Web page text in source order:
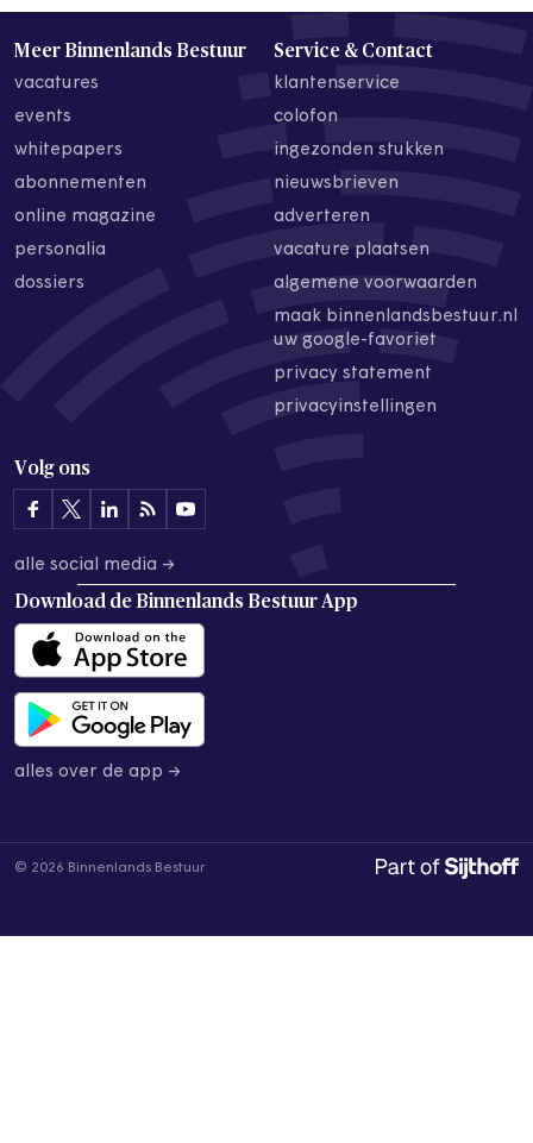
Meer Binnenlands Bestuur
vacatures
events
whitepapers
abonnementen
online magazine
personalia
dossiers
Service & Contact
klantenservice
colofon
ingezonden stukken
nieuwsbrieven
adverteren
vacature plaatsen
algemene voorwaarden
maak binnenlandsbestuur.nl
uw google-favoriet
privacy statement
privacyinstellingen
Volg ons
alle social media →
Download de Binnenlands Bestuur App
alles over de app →
© 2026 Binnenlands Bestuur